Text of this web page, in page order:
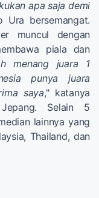
apa saja demi
Ura bersemangat.
muncul dengan
piala dan
menang juara 1
punya juara
saya," katanya
Selain 5
lainnya yang
Thailand, dan